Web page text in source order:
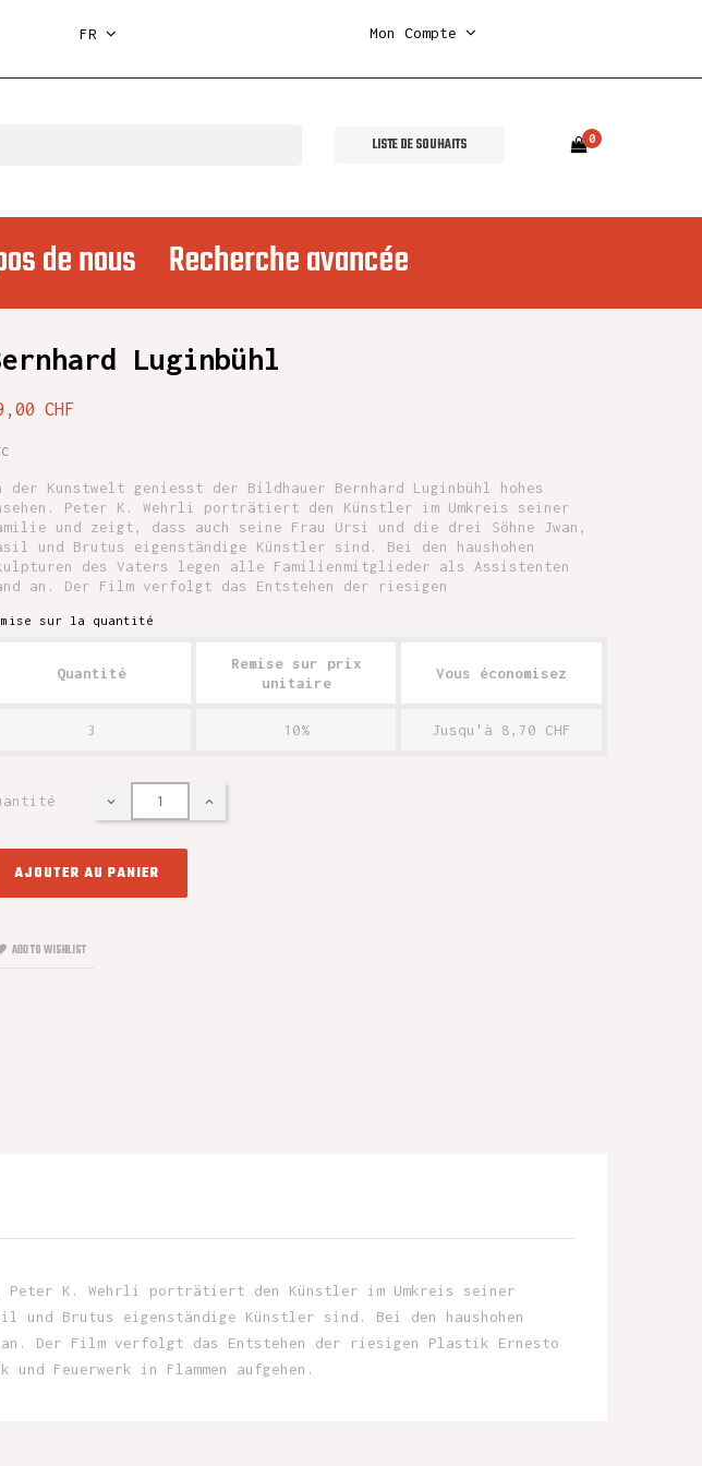
FR Mon Compte
LISTE DE SOUHAITS 0
de nous Recherche avancée
Luginbühl
CHF
der Kunstwelt geniesst der Bildhauer Bernhard Luginbühl hohes
Peter K. Wehrli porträtiert den Künstler im Umkreis seiner
und zeigt, dass auch seine Frau Ursi und die drei Söhne Jwan,
und Brutus eigenständige Künstler sind. Bei den haushohen
des Vaters legen alle Familienmitglieder als Assistenten
an. Der Film verfolgt das Entstehen der riesigen
sur la quantité
Quantité
Remise sur prix
unitaire
Vous économisez
3 10% Jusqu'à 8,70 CHF
AJOUTER AU PANIER
ADD TO WISHLIST
Peter K. Wehrli porträtiert den Künstler im Umkreis seiner
Brutus eigenständige Künstler sind. Bei den haushohen
Der Film verfolgt das Entstehen der riesigen Plastik Ernesto
Feuerwerk in Flammen aufgehen.